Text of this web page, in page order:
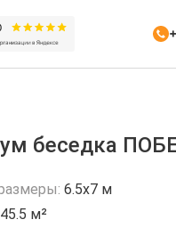
беседка
6.5х7 м
45.5 м²